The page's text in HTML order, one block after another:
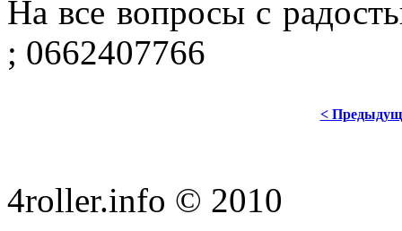
На все вопросы с
; 0662407766
<
4roller.info © 2010